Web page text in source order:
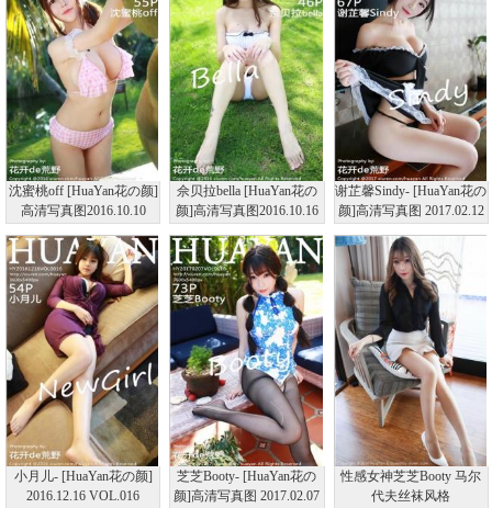
沈蜜桃off [HuaYan花の颜]
高清写真图2016.10.10
佘贝拉bella [HuaYan花の
颜]高清写真图2016.10.16
谢芷馨Sindy- [HuaYan花の
颜]高清写真图 2017.02.12
小月儿- [HuaYan花の颜]
2016.12.16 VOL.016
芝芝Booty- [HuaYan花の
颜]高清写真图 2017.02.07
性感女神芝芝Booty 马尔
代夫丝袜风格